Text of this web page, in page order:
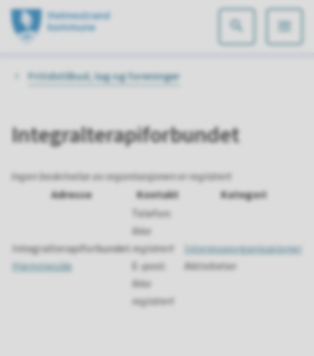
Holmestrand
Fritidstilbud, lag og foreninger
Integralterapiforbundet
Ingen beskrivelse av organisasjonen er registrert
Adresse
Kontakt Kategori
Integralterapiforbundet
Hjemmeside
Telefon:
Ikke
registrert
E-post:
Ikke
registrert
Interesseorganisasjoner
Aktiviteter